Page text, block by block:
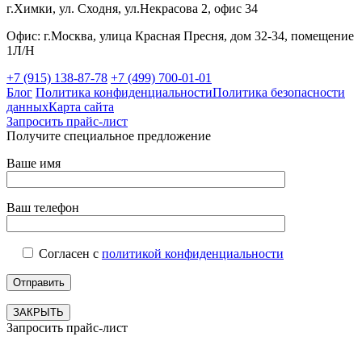
г.Химки, ул. Сходня, ул.Некрасова 2, офис 34
Офис: г.Москва, улица Красная Пресня, дом 32-34, помещение
1Л/Н
+7 (915) 138-87-78 +7 (499) 700-01-01
Блог Политика конфиденциальностиПолитика безопасности
данныхКарта сайта
Запросить прайс-лист
Получите специальное предложение
Ваше имя
Ваш телефон
Согласен с политикой конфиденциальности
ЗАКРЫТЬ
Запросить прайс-лист